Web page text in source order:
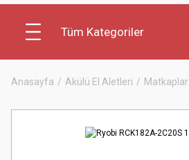
Tüm Kategoriler
Anasayfa Akülü El Aletleri Matkaplar